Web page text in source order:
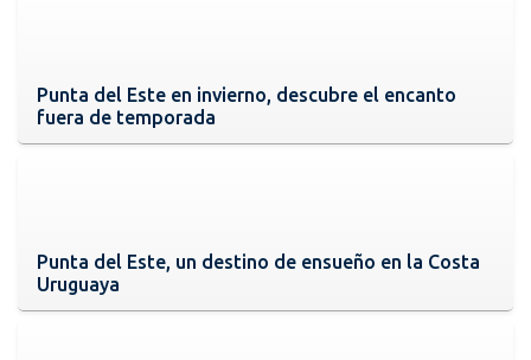
Punta del Este en invierno, descubre el encanto
fuera de temporada
Punta del Este, un destino de ensueño en la Costa
Uruguaya